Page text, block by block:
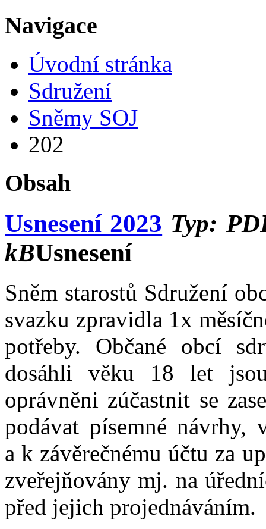
Navigace
Úvodní stránka
Sdružení
Sněmy SOJ
202
Obsah
Usnesení 2023 Typ:
kBUsnesení
Sněm starostů Sdružení
svazku zpravidla 1x
potřeby. Občané obcí
dosáhli věku 18 let
oprávněni zúčastnit se
podávat písemné návrhy,
a k závěrečnému účtu za
zveřejňovány mj. na
před jejich projednáváním.